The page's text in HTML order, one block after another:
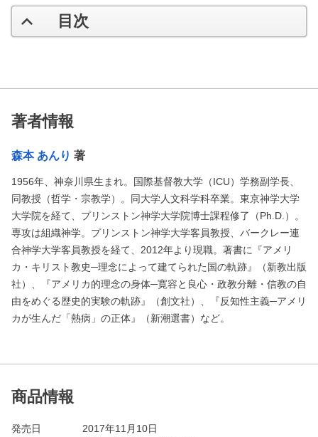
目次
著者情報
森本 あんり 著
1956年、神奈川県生まれ。国際基督教大学（ICU）学務副学長、
同教授（哲学・宗教学）。同大学人文科学科卒業。東京神学大学
大学院を経て、プリンストン神学大学院博士課程修了（Ph.D.）。
専攻は組織神学。プリンストン神学大学客員教授、バークレー連
合神学大学客員教授を経て、2012年より現職。著書に『アメリ
カ・キリスト教史─理念によって建てられた国の軌跡』（新教出版
社）、『アメリカ的理念の身体─寛容と良心・政教分離・信教の自
由をめぐる歴史的実験の軌跡』（創文社）、『反知性主義─アメリ
カが生んだ「熱病」の正体』（新潮選書）など。
商品情報
発売日
2017年11月10日